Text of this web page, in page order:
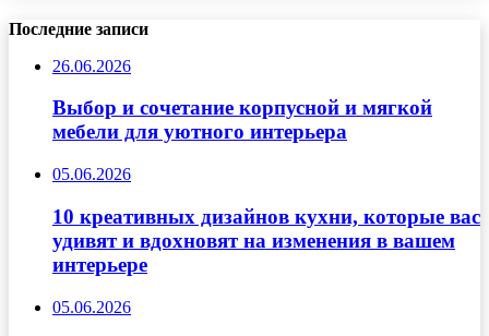
Последние записи
26.06.2026
Выбор и сочетание корпусной и мягкой
мебели для уютного интерьера
05.06.2026
10 креативных дизайнов кухни, которые вас
удивят и вдохновят на изменения в вашем
интерьере
05.06.2026